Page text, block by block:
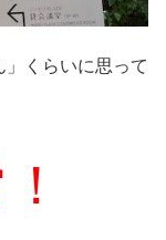
」くらいに思って